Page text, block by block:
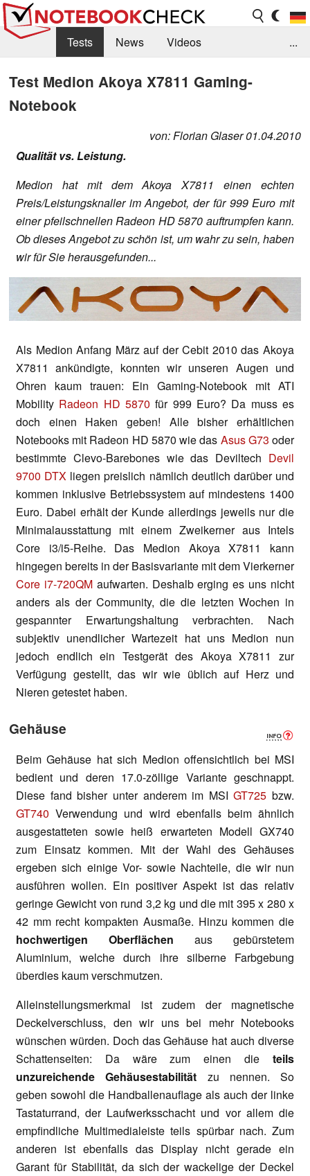
Tests News
Videos
Kaufberatung
...
Test Medion Akoya X7811 Gaming-
Notebook
von: Florian Glaser 01.04.2010
Qualität vs. Leistung.
Medion hat mit dem Akoya X7811 einen echten
Preis/Leistungsknaller im Angebot, der für 999 Euro mit
einer pfeilschnellen Radeon HD 5870 auftrumpfen kann.
Ob dieses Angebot zu schön ist, um wahr zu sein, haben
wir für Sie herausgefunden...
Als Medion Anfang März auf der Cebit 2010 das Akoya
X7811 ankündigte, konnten wir unseren Augen und
Ohren kaum trauen: Ein Gaming-Notebook mit ATI
Mobility Radeon HD 5870 für 999 Euro? Da muss es
doch einen Haken geben! Alle bisher erhältlichen
Notebooks mit Radeon HD 5870 wie das Asus G73 oder
bestimmte Clevo-Barebones wie das Deviltech Devil
9700 DTX liegen preislich nämlich deutlich darüber und
kommen inklusive Betriebssystem auf mindestens 1400
Euro. Dabei erhält der Kunde allerdings jeweils nur die
Minimalausstattung mit einem Zweikerner aus Intels
Core i3/i5-Reihe. Das Medion Akoya X7811 kann
hingegen bereits in der Basisvariante mit dem Vierkerner
Core i7-720QMaufwarten. Deshalb erging es uns nicht
anders als der Community, die die letzten Wochen in
gespannter Erwartungshaltung verbrachten. Nach
subjektiv unendlicher Wartezeit hat uns Medion nun
jedoch endlich ein Testgerät des Akoya X7811 zur
Verfügung gestellt, das wir wie üblich auf Herz und
Nieren getestet haben.
Gehäuse
Beim Gehäuse hat sich Medion offensichtlich bei MSI
bedient und deren 17.0-zöllige Variante geschnappt.
Diese fand bisher unter anderem im MSIGT725 bzw.
GT740 Verwendung und wird ebenfalls beim ähnlich
ausgestatteten sowie heiß erwarteten Modell GX740
zum Einsatz kommen. Mit der Wahl des Gehäuses
ergeben sich einige Vor- sowie Nachteile, die wir nun
ausführen wollen. Ein positiver Aspekt ist das relativ
geringe Gewicht von rund 3,2 kg und die mit 395 x 280 x
42 mm recht kompakten Ausmaße. Hinzu kommen die
hochwertigen Oberflächen aus gebürstetem
Aluminium, welche durch ihre silberne Farbgebung
überdies kaum verschmutzen.
Alleinstellungsmerkmal ist zudem der magnetische
Deckelverschluss, den wir uns bei mehr Notebooks
wünschen würden. Doch das Gehäuse hat auch diverse
Schattenseiten: Da wäre zum einen die teils
unzureichende Gehäusestabilität zu nennen. So
geben sowohl die Handballenauflage als auch der linke
Tastaturrand, der Laufwerksschacht und vor allem die
empfindliche Multimedialeiste teils spürbar nach. Zum
anderen ist ebenfalls das Display nicht gerade ein
Garant für Stabilität, da sich der wackelige der Deckel